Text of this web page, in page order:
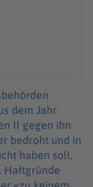
dem Jahr
II gegen ihn
bedroht und in
haben soll,
Haftgründe